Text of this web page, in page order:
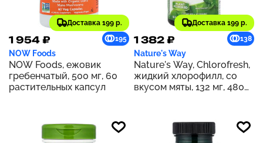
Доставка 199 р.
1 954 ₽ 195
NOW Foods
NOW Foods, ежовик
гребенчатый, 500 мг, 60
растительных капсул
Доставка 199 р.
1 382 ₽ 138
Nature's Way
Nature's Way, Chlorofresh,
жидкий хлорофилл, со
вкусом мяты, 132 мг, 480